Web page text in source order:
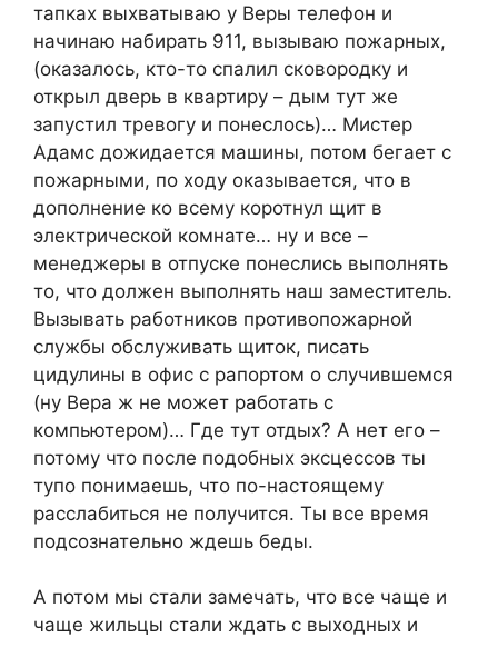
тапках выхватываю у Веры телефон и
начинаю набирать 911, вызываю пожарных,
(оказалось, кто-то спалил сковородку и
открыл дверь в квартиру – дым тут же
запустил тревогу и понеслось)… Мистер
Адамс дожидается машины, потом бегает с
пожарными, по ходу оказывается, что в
дополнение ко всему коротнул щит в
электрической комнате… ну и все –
менеджеры в отпуске понеслись выполнять
то, что должен выполнять наш заместитель.
Вызывать работников противопожарной
службы обслуживать щиток, писать
цидулины в офис с рапортом о случившемся
(ну Вера ж не может работать с
компьютером)… Где тут отдых? А нет его –
потому что после подобных эксцессов ты
тупо понимаешь, что по-настоящему
расслабиться не получится. Ты все время
подсознательно ждешь беды.
А потом мы стали замечать, что все чаще и
чаще жильцы стали ждать с выходных и